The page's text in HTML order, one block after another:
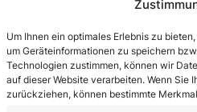
Um Ihnen ein optimales Erlebnis zu
um Geräteinformationen zu speichern
Technologien zustimmen, können wir
auf dieser Website verarbeiten. Wenn Sie
zurückziehen, können bestimmte
Seht, das Lamm Gottes, das
Warum Jesus Christus
Augsburg 2011. 32 S. Geheftet